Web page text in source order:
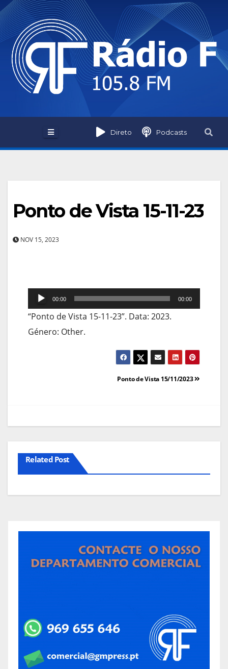
Skip
to
content
Direto Podcasts
Ponto de Vista 15-11-23
NOV 15, 2023
Reprodutor
de
áudio
00:00 00:00
“Ponto de Vista 15-11-23”. Data: 2023.
Género: Other.
Ponto de Vista 15/11/2023
Related Post